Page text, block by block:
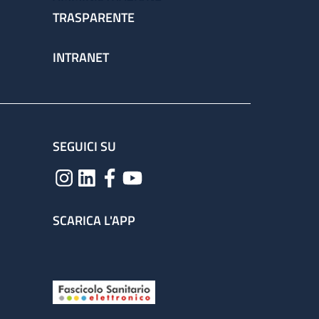
TRASPARENTE
INTRANET
SEGUICI SU
SCARICA L'APP